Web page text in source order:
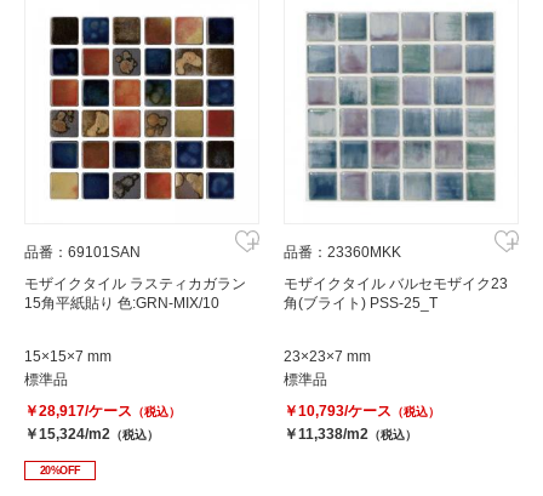
品番：69101SAN
モザイクタイル ラスティカガラン
15角平紙貼り 色:GRN-MIX/10
15×15×7 mm
標準品
￥28,917/ケース （税込）
￥15,324/m2 （税込）
20%OFF
品番：23360MKK
モザイクタイル バルセモザイク23
角(ブライト) PSS-25_T
23×23×7 mm
標準品
￥10,793/ケース （税込）
￥11,338/m2 （税込）